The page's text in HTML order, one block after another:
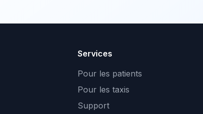
Services
Pour les patients
Pour les taxis
Support